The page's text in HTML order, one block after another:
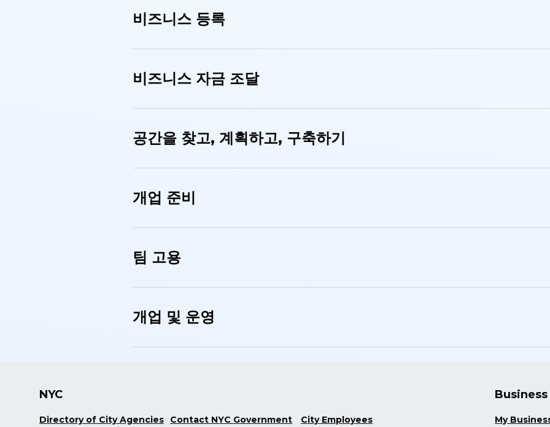
비즈니스 등록
비즈니스 자금 조달
공간을 찾고, 계획하고, 구축하기
개업 준비
팀 고용
개업 및 운영
NYC
Directory of City Agencies Contact NYC Government City Employees My